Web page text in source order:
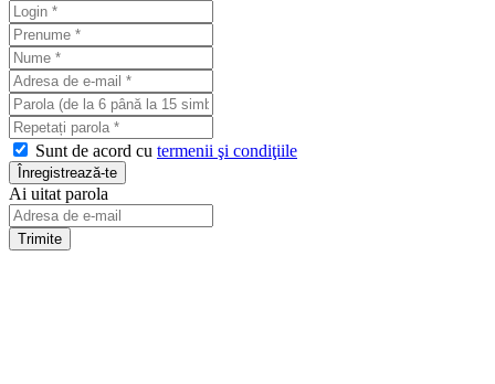
Sunt de acord cu termenii şi condiţiile
Ai uitat parola